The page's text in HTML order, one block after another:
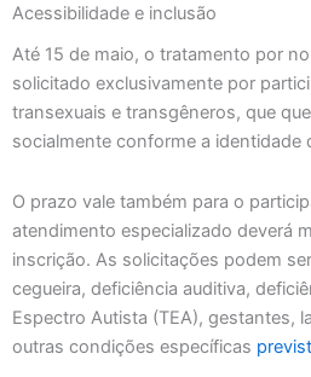
Acessibilidade e inclusão
Até 15 de maio, o tratamento por
solicitado exclusivamente por
transexuais e transgêneros, que
socialmente conforme a identidade
O prazo vale também para o
atendimento especializado deverá
inscrição. As solicitações podem
cegueira, deficiência auditiva,
Espectro Autista (TEA), gestantes,
outras condições específicas